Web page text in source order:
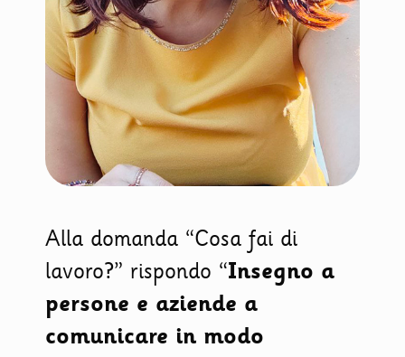
Alla domanda “Cosa fai di
lavoro?” rispondo “Insegno a
persone e aziende a
comunicare in modo